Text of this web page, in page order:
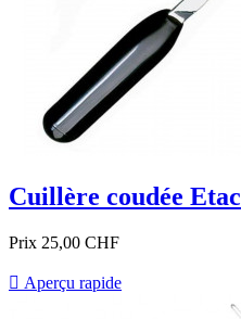
Cuillère coudée Etac
Prix 25,00 CHF
 Aperçu rapide